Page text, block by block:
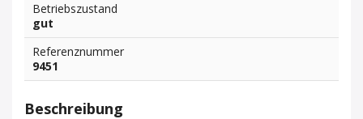
Betriebszustand
gut
Referenznummer
9451
Beschreibung